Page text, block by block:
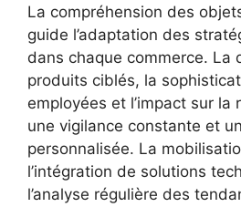
La compréhension des
guide l’adaptation des
dans chaque commerce. La
produits ciblés, la
employées et l’impact sur
une vigilance constante et
personnalisée. La
l’intégration de solutions
l’analyse régulière des